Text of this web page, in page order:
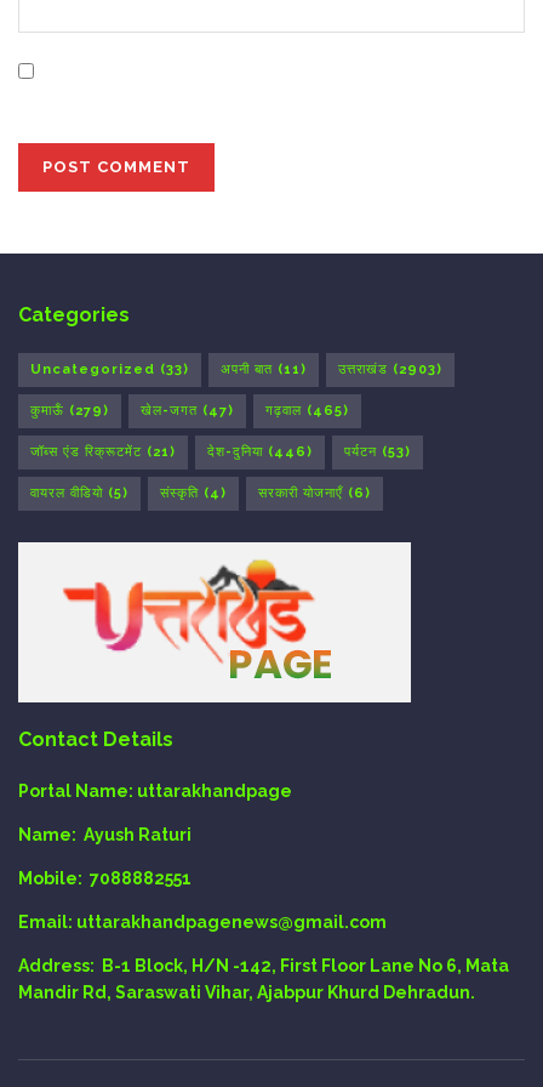
Categories
Uncategorized (33) अपनी बात (11) उत्तराखंड (2903)
कुमाऊँ (279) खेल-जगत (47) गढ़वाल (465)
जॉब्स एंड रिक्रूटमेंट (21) देश-दुनिया (446) पर्यटन (53)
वायरल वीडियो (5) संस्कृति (4) सरकारी योजनाएँ (6)
Contact Details
Portal Name: uttarakhandpage
Name: Ayush Raturi
Mobile: 7088882551
Email: uttarakhandpagenews@gmail.com
Address:
B-1 Block, H/N -142, First Floor Lane No 6, Mata
Mandir Rd, Saraswati Vihar, Ajabpur Khurd Dehradun.